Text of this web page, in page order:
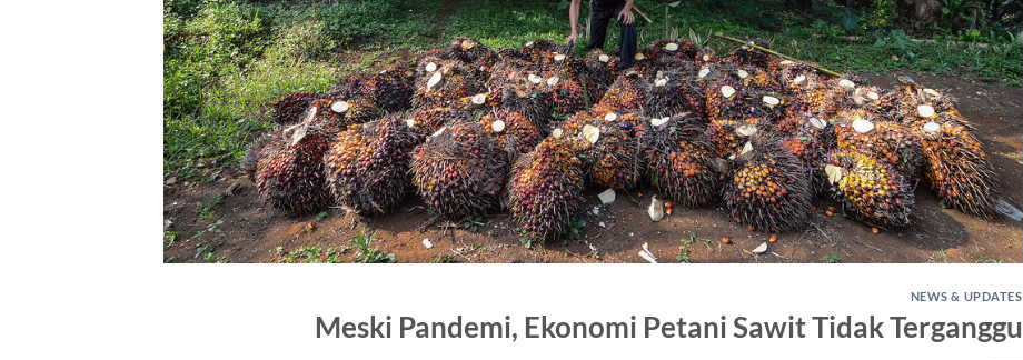
NEWS & UPDATES
Meski Pandemi, Ekonomi Petani Sawit Tidak Terganggu